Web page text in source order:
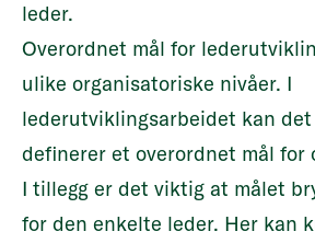
leder.
Overordnet mål for
ulike organisatoriske nivåer. I
lederutviklingsarbeidet kan
definerer et overordnet mål for
I tillegg er det viktig at målet
for den enkelte leder. Her kan